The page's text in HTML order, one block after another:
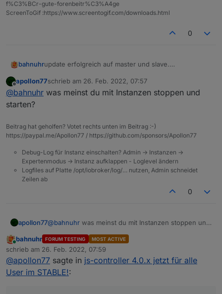
f%C3%BCr-gute-forenbeitr%C3%A4ge
ScreenToGif :https://www.screentogif.com/downloads.html
0
bahnuhrupdate erfolgreich auf master und slave.
instanzen erst stoppen und wieder neu starten).
Offline
apollon77schrieb am 26. Feb. 2022, 07:57
zuletzt editiert von
@bahnuhr was meinst du mit Instanzen stoppen und
starten?
Beitrag hat geholfen? Votet rechts unten im Beitrag :-)
https://paypal.me/Apollon77 / https://github.com/sponsors/Apollon77
Debug-Log für Instanz einschalten? Admin -> Instanzen ->
Expertenmodus -> Instanz aufklappen - Loglevel ändern
Logfiles auf Platte /opt/iobroker/log/… nutzen, Admin schneidet
Zeilen ab
0
apollon77@bahnuhr was meinst du mit Instanzen stoppen und
Online
bahnuhr FORUM TESTING MOST ACTIVE
schrieb am 26. Feb. 2022, 07:59
zuletzt editiert von
@apollon77 sagte in js-controller 4.0.x jetzt für alle
User im STABLE!: